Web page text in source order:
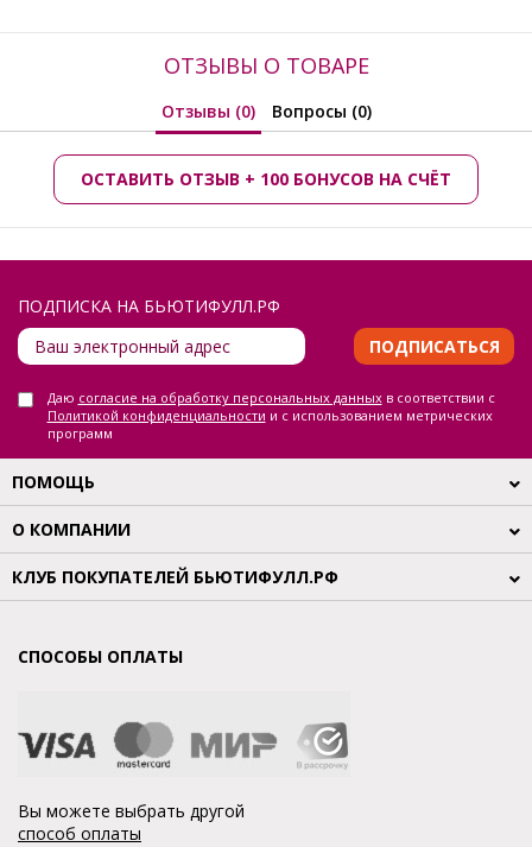
ОТЗЫВЫ О ТОВАРЕ
Отзывы (0) Вопросы (0)
ОСТАВИТЬ ОТЗЫВ + 100 БОНУСОВ НА СЧЁТ
ПОДПИСКА НА БЬЮТИФУЛЛ.РФ
ПОДПИСАТЬСЯ
Даю согласие на обработку персональных данныхв соответствии с
Политикой конфиденциальности и с использованием метрических
программ
ПОМОЩЬ
О КОМПАНИИ
КЛУБ ПОКУПАТЕЛЕЙ БЬЮТИФУЛЛ.РФ
СПОСОБЫ ОПЛАТЫ
Вы можете выбрать другой
способ оплаты